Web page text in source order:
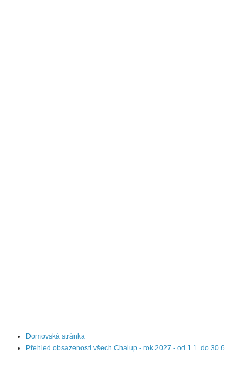
Domovská stránka
Přehled obsazenosti všech Chalup - rok 2027 - od 1.1. do 30.6.